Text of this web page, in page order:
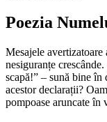
Poezia
Mesajele
nesiguranțe
scapă!” – sună bine în
acestor declarații?
pompoase aruncate în